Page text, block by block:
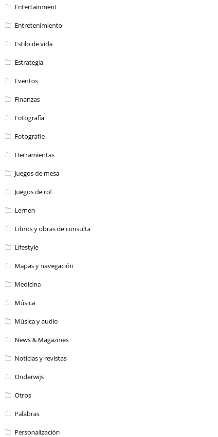
Entertainment
Entretenimiento
Estilo de vida
Estrategia
Eventos
Finanzas
Fotografía
Fotografie
Herramientas
Juegos de mesa
Juegos de rol
Lernen
Libros y obras de consulta
Lifestyle
Mapas y navegación
Medicina
Música
Música y audio
News & Magazines
Noticias y revistas
Onderwijs
Otros
Palabras
Personalización